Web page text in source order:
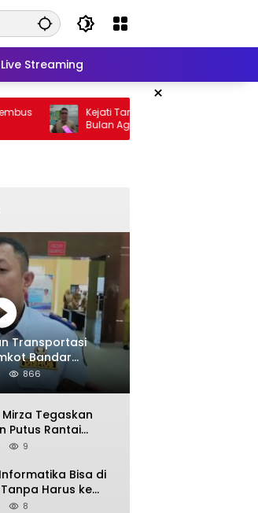
Live Streaming
×
Kejati Targetkan Berkas Arinal Rampung
Bulan Agustus
Transportasi
Bandar
Coba Bus Umum
866
Tegaskan
Putus Rantai
9
Bisa di
Harus ke
8